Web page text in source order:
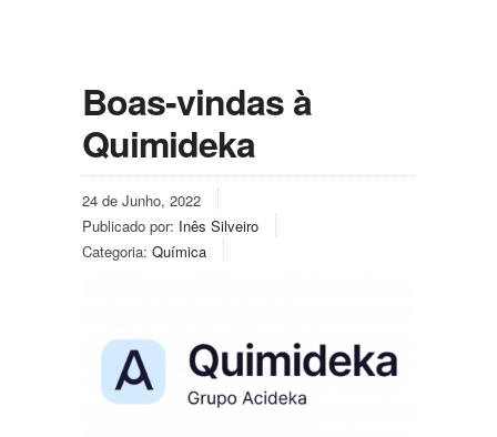
Boas-vindas à
Quimideka
24 de Junho, 2022
Publicado por: Inês Silveiro
Categoria: Química